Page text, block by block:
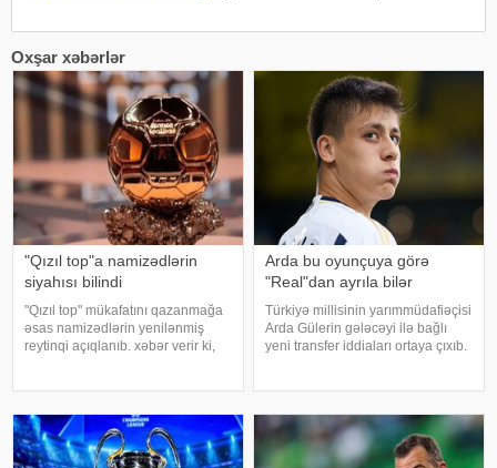
Oxşar xəbərlər
"Qızıl top"a namizədlərin
siyahısı bilindi
"Qızıl top" mükafatını qazanmağa
əsas namizədlərin yenilənmiş
reytinqi açıqlanıb. xəbər verir ki,
edir. İkinci pilləd
Arda bu oyunçuya görə
"Real"dan ayrıla bilər
Türkiyə millisinin yarımmüdafiəçisi
Arda Gülerin gələcəyi ilə bağlı
yeni transfer iddiaları ortaya çıxıb.
"Real"ın heyətin